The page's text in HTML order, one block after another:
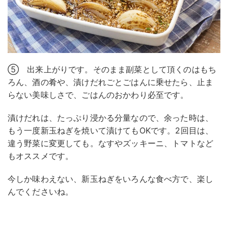
⑤ 出来上がりです。そのまま副菜として頂くのはもち
ろん、酒の肴や、漬けだれごとごはんに乗せたら、止ま
らない美味しさで、ごはんのおかわり必至です。
漬けだれは、たっぷり浸かる分量なので、余った時は、
もう一度新玉ねぎを焼いて漬けてもOKです。2回目は、
違う野菜に変更しても。なすやズッキーニ、トマトなど
もオススメです。
今しか味わえない、新玉ねぎをいろんな食べ方で、楽し
んでくださいね。